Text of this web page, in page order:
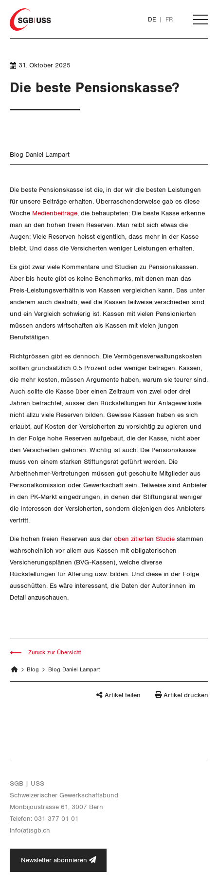
Home
DE FR
THEMEN
Löhne und Vertragspolitik
Arbeitssicherheit und Gesundheitsschutz
Geld und Währung
AHV
Berufliche Vorsorge
Arbeitslosenversicherung
Überbrückungsleistung
Ergänzungsleistungen
Invalidenversicherung
Unfallversicherung
Gesundheit
Verkehr
Post
Energie und Umwelt
Kommunikation und Medien
Gleichstellung von LGBTI
BILDUNG & JUGEND
MIGRATION
GEWERKSCHAFTSPOLITIK
Schweiz
Landesstreik
GEWERKSCHAFTSMITGLIED WERDEN
BROSCHÜREN/BÜCHER
GREMIEN
Feministische Kommission
Jugendkommission
Migrationskommission
Rentner:innen-Kommission
ZENTRALSEKRETARIAT
KANTONALE BÜNDE
Aargau
Beide Basel
Bern
Genf
Glarus
Graubünden
Jura
Luzern
Neuenburg
Nidwalden
Schwyz
St. Gallen-Appenzell
Thurgau
Zug
Zürich
ANGESCHLOSSENE VERBÄNDE
OFFENE STELLEN
AGENDA
Publikationen
Artikel
Blog
Blog Daniel Lampart
Der Europa-Blog
Kontakt
31. Oktober 2025
Die beste Pensionskasse?
Blog Daniel Lampart
Die beste Pensionskasse ist die, in der wir die besten Leistungen
für unsere Beiträge erhalten. Überraschenderweise gab es diese
Woche Medienbeiträge, die behaupteten: Die beste Kasse erkenne
man an den hohen freien Reserven. Man reibt sich etwas die
Augen: Viele Reserven heisst eigentlich, dass mehr in der Kasse
bleibt. Und dass die Versicherten weniger Leistungen erhalten.
Es gibt zwar viele Kommentare und Studien zu Pensionskassen.
Aber bis heute gibt es keine Benchmarks, mit denen man das
Preis-Leistungsverhältnis von Kassen vergleichen kann. Das unter
anderem auch deshalb, weil die Kassen teilweise verschieden sind
und ein Vergleich schwierig ist. Kassen mit vielen Pensionierten
müssen anders wirtschaften als Kassen mit vielen jungen
Berufstätigen.
Richtgrössen gibt es dennoch. Die Vermögensverwaltungskosten
sollten grundsätzlich 0.5 Prozent oder weniger betragen. Kassen,
die mehr kosten, müssen Argumente haben, warum sie teurer sind.
Auch sollte die Kasse über einen Zeitraum von zwei oder drei
Jahren betrachtet, ausser den Rückstellungen für Anlageverluste
nicht allzu viele Reserven bilden. Gewisse Kassen haben es sich
erlaubt, auf Kosten der Versicherten zu vorsichtig zu agieren und
in der Folge hohe Reserven aufgebaut, die der Kasse, nicht aber
den Versicherten gehören. Wichtig ist auch: Die Pensionskasse
muss von einem starken Stiftungsrat geführt werden. Die
Arbeitnehmer-Vertretungen müssen gut geschulte Mitglieder aus
Personalkomission oder Gewerkschaft sein. Teilweise sind Anbieter
in den PK-Markt eingedrungen, in denen der Stiftungsrat weniger
die Interessen der Versicherten, sondern diejenigen des Anbieters
vertritt.
Die hohen freien Reserven aus der oben zitierten Studie stammen
wahrscheinlich vor allem aus Kassen mit obligatorischen
Versicherungsplänen (BVG-Kassen), welche diverse
Rückstellungen für Alterung usw. bilden. Und diese in der Folge
ausschütten. Es wäre interessant, die Daten der Autor:innen im
Detail anzuschauen.
Blog Blog Daniel Lampart
Zurück zur Übersicht
Artikel teilen Artikel drucken
SGB | USS
Schwei­ze­ri­scher Ge­werk­schafts­bund
Mon­bi­joustras­se 61, 3007 Bern
Te­le­fon: 031 377 01 01
info(at)​sgb.​ch
Newsletter abonnieren